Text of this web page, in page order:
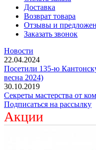
Доставка
Возврат товара
Отзывы и
Заказать звонок
Новости
22.04.2024
Посетили 135-ю
весна 2024)
30.10.2019
Секреты мастерства от
Подписаться на рассылку
Акции